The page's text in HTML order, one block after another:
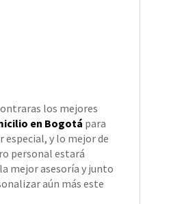
los mejores
en Bogotá para
especial, y lo mejor de
personal estará
mejor asesoría y junto
aún más este